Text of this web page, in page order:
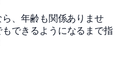
、年齢も関係ありませ
もできるようになるまで指